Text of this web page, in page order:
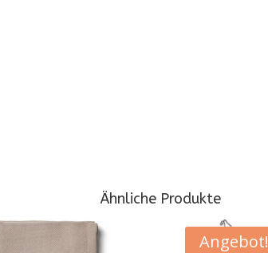
Ähnliche Produkte
Angebot!